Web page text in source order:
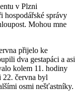
v Plzni
správy
Mohou mne
přijelo ke
dva gestapáci a asi
kolem 11. hodiny
22. června byl
osmi nešťastníky.